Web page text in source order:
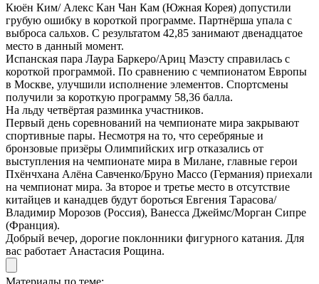
Кюён Ким/ Алекс Кан Чан Кам (Южная Корея) допустили
грубую ошибку в короткой программе. Партнёрша упала с
выброса сальхов. С результатом 42,85 занимают двенадцатое
место в данный момент.
Испанская пара Лаура Баркеро/Ариц Маэсту справилась с
короткой программой. По сравнению с чемпионатом Европы
в Москве, улучшили исполнение элементов. Спортсмены
получили за короткую программу 58,36 балла.
На льду четвёртая разминка участников.
Первый день соревнований на чемпионате мира закрывают
спортивные пары. Несмотря на то, что серебряные и
бронзовые призёры Олимпийских игр отказались от
выступления на чемпионате мира в Милане, главные герои
Пхёнчхана Алёна Савченко/Бруно Массо (Германия) приехали
на чемпионат мира. За второе и третье место в отсутствие
китайцев и канадцев будут бороться Евгения Тарасова/
Владимир Морозов (Россия), Ванесса Джеймс/Морган Сипре
(Франция).
Добрый вечер, дорогие поклонники фигурного катания. Для
вас работает Анастасия Рощина.
Материалы по теме: